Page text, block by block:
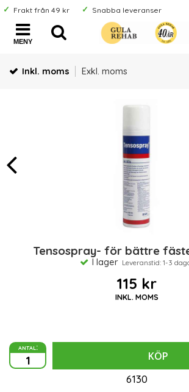
Frakt från 49 kr Snabba leveranser
MENY
Inkl. moms Exkl. moms
Tensospray- för bättre
I lager Leveranstid: 1-3
115 kr
INKL. MOMS
antal:
KÖP
6130